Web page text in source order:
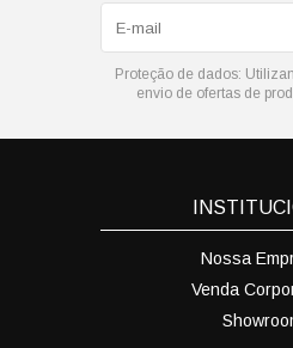
Proteção de dados:
envio de ofertas de
Nossa
Venda